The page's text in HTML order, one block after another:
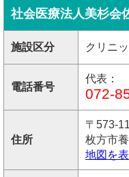
社会医療法人美杉会
施設区分 クリニ
電話番号
代表：
072-
住所
〒573-
枚方市
地図を